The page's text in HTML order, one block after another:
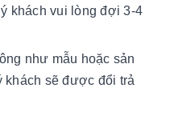
khách vui lòng đợi 3-4
như mẫu hoặc sản
khách sẽ được đổi trả